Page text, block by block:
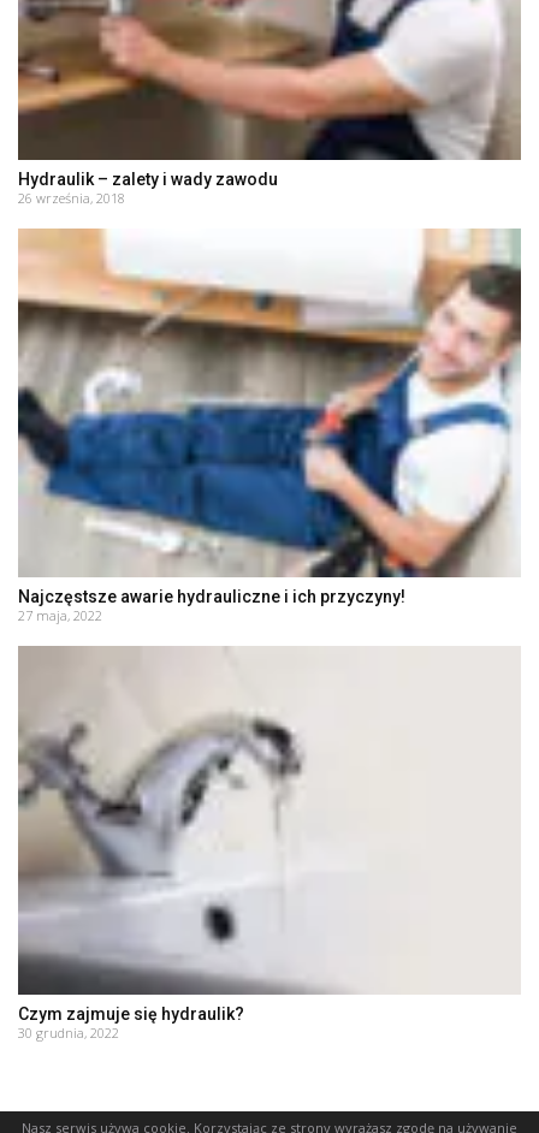
Hydraulik – zalety i wady zawodu
26 września, 2018
Najczęstsze awarie hydrauliczne i ich przyczyny!
27 maja, 2022
Czym zajmuje się hydraulik?
30 grudnia, 2022
Nasz serwis używa cookie. Korzystając ze strony wyrażasz zgodę na używanie